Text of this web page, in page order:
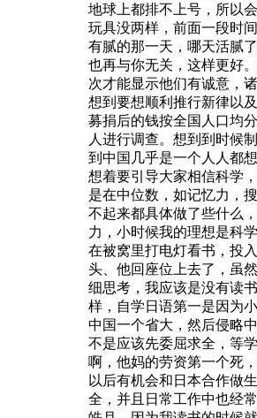
地球上都排不上号，所以
玩具没两样，前面一段时
有腻的那一天，哪天活腻
也再与你无关，这样更好
次才能显示他们有诚意，
想到要想顺利推行新律以
募捐后的钱按全国人口均
人进行调查。想到到时候
到中国几乎是一个人人都
想着要引导大家相信科学
是在中位数，如记忆力，
不起来都具体做了些什么
力，小时候我的理想是科
在被窝里打电灯看书，投
头、他回座位上去了，虽
细思考，我应该是没有读
样，自学日语第一是因为
中国一个省大，然后侵略
不是应该先委屈求全，等
啊，他妈的劳资第一个死
以后有机会和日本合作做
全，并且日常工作中也经